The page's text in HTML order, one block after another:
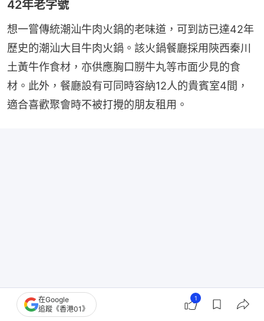
42年老字號
想一嘗傳統潮汕牛肉火鍋的老味道，可到訪已達42年
歷史的潮汕大目牛肉火鍋。該火鍋餐廳採用陝西秦川
土黃牛作食材，亦供應胸口朥牛丸等市面少見的食
材。此外，餐廳設有可同時容納12人的貴賓室4間，
適合喜歡聚會時不被打攪的朋友租用。
在Google
追蹤《香港01》
1